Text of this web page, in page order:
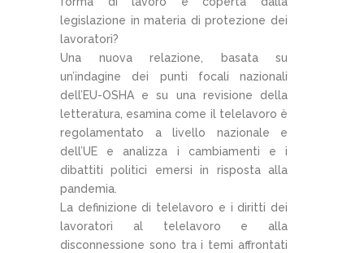
legislazione in materia di protezione dei
lavoratori?
Una nuova relazione, basata su
un’indagine dei punti focali nazionali
dell’EU-OSHA e su una revisione della
letteratura, esamina come il telelavoro è
regolamentato a livello nazionale e
dell’UE e analizza i cambiamenti e i
dibattiti politici emersi in risposta alla
pandemia.
La definizione di telelavoro e i diritti dei
lavoratori al telelavoro e alla
disconnessione sono tra i temi affrontati